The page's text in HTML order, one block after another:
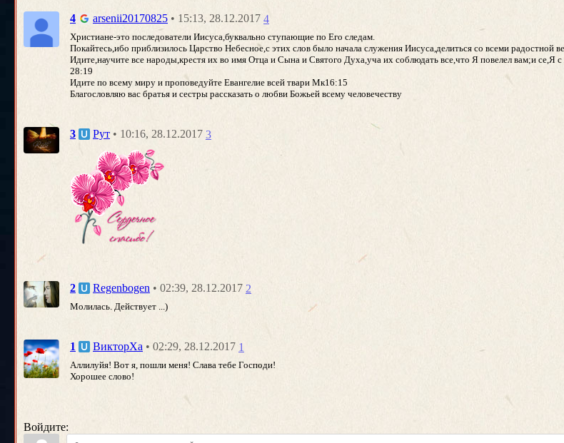
4 arsenii20170825 • 15:13, 28.12.2017 4
Христиане-это последователи Иисуса,буквально ступающие по Его следам.
Покайтесь,ибо приблизилось Царство Небесное,с этих слов было начала служения Иисуса,делиться со всеми радостной
Идите,научите все народы,крестя их во имя Отца и Сына и Святого Духа,уча их соблюдать все,что Я повелел вам;и се,Я
28:19
Идите по всему миру и проповедуйте Евангелие всей твари Мк16:15
Благословляю вас братья и сестры рассказать о любви Божьей всему человечеству
3 Рут • 10:16, 28.12.2017 3
2 Regenbogen • 02:39, 28.12.2017 2
Молилась. Действует ...)
1 ВикторХа • 02:29, 28.12.2017 1
Аллилуйя! Вот я, пошли меня! Слава тебе Господи!
Хорошее слово!
Войдите: